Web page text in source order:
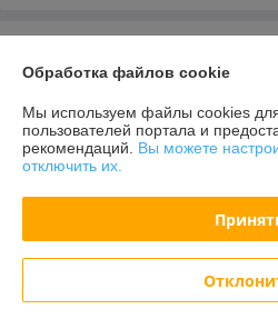
Доставка и оплата
График работы
Полная версия сайта
Политика обработки cookies
Обработка файлов cookie
Мы используем файлы cookies
пользователей портала и
рекомендаций. Вы можете
отключить их.